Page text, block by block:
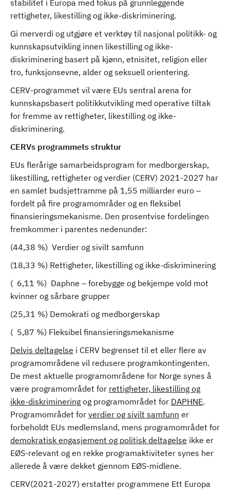
stabilitet i Europa med fokus på grunnleggende
rettigheter, likestilling og ikke-diskriminering.
Gi merverdi og utgjøre et verktøy til nasjonal politikk- og
kunnskapsutvikling innen likestilling og ikke-
diskriminering basert på kjønn, etnisitet, religion eller
tro, funksjonsevne, alder og seksuell orientering.
CERV-programmet vil være EUs sentral arena for
kunnskapsbasert politikkutvikling med operative tiltak
for fremme av rettigheter, likestilling og ikke-
diskriminering.
CERVs programmets struktur
EUs flerårige samarbeidsprogram for medborgerskap,
likestilling, rettigheter og verdier (CERV) 2021-2027 har
en samlet budsjettramme på 1,55 milliarder euro –
fordelt på fire programområder og en fleksibel
finansieringsmekanisme. Den prosentvise fordelingen
fremkommer i parentes nedenunder:
(44,38 %) Verdier og sivilt samfunn
(18,33 %) Rettigheter, likestilling og ikke-diskriminering
( 6,11 %) Daphne – forebygge og bekjempe vold mot
kvinner og sårbare grupper
(25,31 %) Demokrati og medborgerskap
( 5,87 %) Fleksibel finansieringsmekanisme
Delvis deltagelse i CERV begrenset til et eller flere av
programområdene vil redusere programkontingenten.
De mest aktuelle programområdene for Norge synes å
være programområdet for rettigheter, likestilling og
ikke-diskriminering og programområdet for DAPHNE.
Programområdet for verdier og sivilt samfunn er
forbeholdt EUs medlemsland, mens programområdet for
demokratisk engasjement og politisk deltagelse ikke er
EØS-relevant og en rekke programaktiviteter synes her
allerede å være dekket gjennom EØS-midlene.
CERV(2021-2027) erstatter programmene Ett Europa